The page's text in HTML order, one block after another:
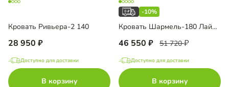
Кровать Ривьера-2 140
28 950
Доступно для доставки
В корзину
-10%
Кровать Шармель-180 Лайф с мягким изголовьем
46 550 51 720
Доступно для доставки
В корзину